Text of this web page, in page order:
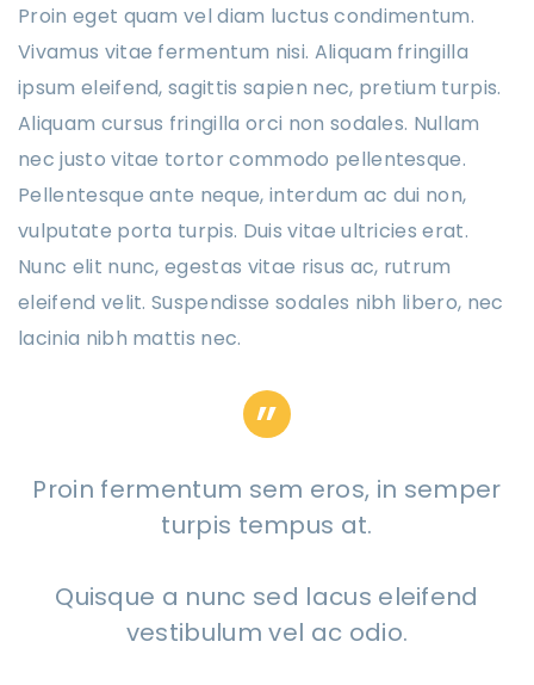
Proin eget quam vel diam luctus condimentum.
Vivamus vitae fermentum nisi. Aliquam fringilla
ipsum eleifend, sagittis sapien nec, pretium turpis.
Aliquam cursus fringilla orci non sodales. Nullam
nec justo vitae tortor commodo pellentesque.
Pellentesque ante neque, interdum ac dui non,
vulputate porta turpis. Duis vitae ultricies erat.
Nunc elit nunc, egestas vitae risus ac, rutrum
eleifend velit. Suspendisse sodales nibh libero, nec
lacinia nibh mattis nec.
Proin fermentum sem eros, in semper
turpis tempus at.
Quisque a nunc sed lacus eleifend
vestibulum vel ac odio.